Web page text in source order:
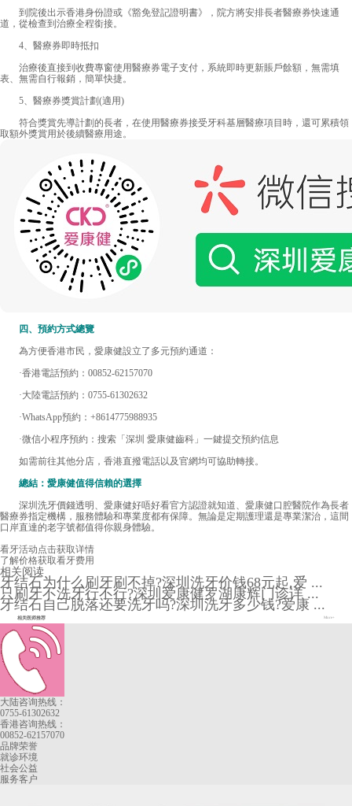
到院後出示香港身份證或《豁免登記證明書》，院方將安排長者醫療券快速通
道，從檢查到治療全程銜接。
4、醫療券即時抵扣
治療後直接到收費專窗使用醫療券電子支付，系統即時更新賬戶餘額，無需填
表、無需自行報銷，簡單快捷。
5、醫療券獎賞計劃(適用)
符合獎賞先導計劃的長者，在使用醫療券接受牙科基層醫療項目時，還可累積領
取額外獎賞用於後續醫療用途。
四、預約方式總覽
為方便香港市民，愛康健設立了多元預約通道：
·香港電話預約：00852-62157070
·大陸電話預約：0755-61302632
·WhatsApp預約：+8614775988935
·微信小程序預約：搜索「深圳 愛康健齒科」一鍵提交預約信息
如需前往其他分店，香港直撥電話以及官網均可協助轉接。
總結：愛康健值得信賴的選擇
深圳洗牙價錢透明、愛康健好唔好看官方認證就知道、愛康健口腔醫院作為長者
醫療券指定機構，服務體驗和專業度都有保障。無論是定期護理還是專業潔治，這間
口岸直達的老字號都值得你親身體驗。
看牙活动点击获取详情
了解价格获取看牙费用
相关阅读
牙结石为什么刷牙刷不掉?深圳洗牙价钱68元起,爱 ...
只刷牙不洗牙行不行?深圳爱康健罗湖康辉门诊详 ...
牙结石自己脱落还要洗牙吗?深圳洗牙多少钱?爱康 ...
相关医师推荐 More+
大陆咨询热线：
0755-61302632
香港咨询热线：
00852-62157070
品牌荣誉
就诊环境
社会公益
服务客户